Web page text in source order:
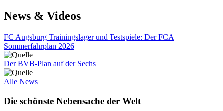
News & Videos
FC Augsburg Trainingslager und Testspiele: Der FCA
Sommerfahrplan 2026
Der BVB-Plan auf der Sechs
Alle News
Die schönste Nebensache der Welt